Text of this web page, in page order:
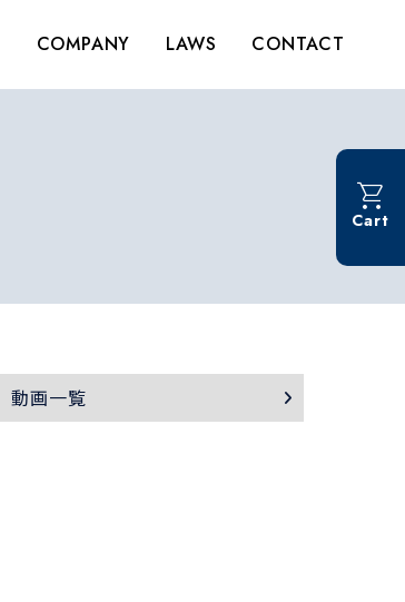
COMPANY LAWS CONTACT
動画一覧
Cart